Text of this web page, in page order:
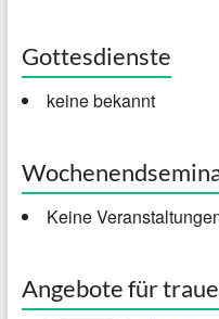
Gottesdienste
keine bekannt
Keine
Angebote für